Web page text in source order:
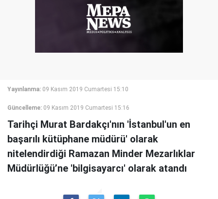
Yayınlanma: 09 Kasım 2019 Cumartesi 15:10
Güncelleme: 09 Kasım 2019 Cumartesi 15:16
Tarihçi Murat Bardakçı'nın 'İstanbul'un en
başarılı kütüphane müdürü' olarak
nitelendirdiği Ramazan Minder Mezarlıklar
Müdürlüğü’ne 'bilgisayarcı' olarak atandı